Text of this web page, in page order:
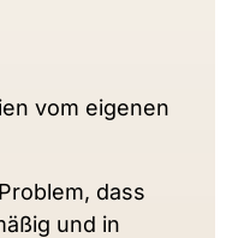
vom
Problem,
und